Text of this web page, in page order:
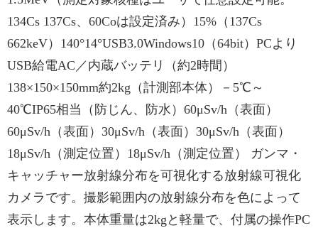
134Cs 137Cs、60Coは設定済み）15%（137Cs
662keV）140°14°USB3.0Windows10（64bit）PCより
USB給電AC／内蔵バッテリ（約2時間）
138×150×150mm約2kg（計測部本体）－5℃～
40℃IP65相当（防じん、防水）60μSv/h（表面）
60μSv/h（表面）30μSv/h（表面）30μSv/h（表面）
18μSv/h（測定位置）18μSv/h（測定位置） ガンマ・
キャッチャー放射線分布を可視化する放射線可視化
カメラです。撮影範囲内の放射線分布を色によって
表示します。本体重量は2kgと軽量で、付属の操作PC